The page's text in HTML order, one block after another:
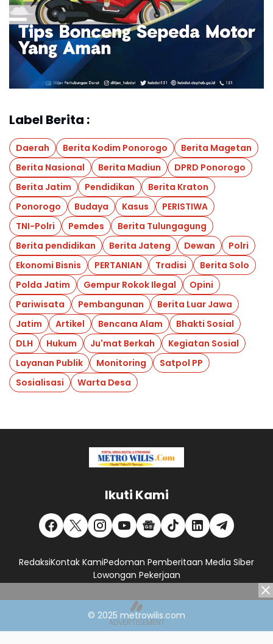
Label Berita :
Daerah Berita Kodim Ponorogo
Berita Magetan
Berita Nasional
Berita Madiun
DPRD Ponorogo
Berita Jatim
Pendidikan
Berita Kraton
Ponorogo
Budaya Kasus
PERISTIWA
TNI-Polri
Pemdes
Berita Tulungagung
Berita pendidikan
Berita Jateng Dewan
Polri
Ekonomi Bisnis
PERTANIAN Tradisi
Berita Solo
Polda Jatim
Gempur Rokok Ilegal
Opini
Pariwisata
Pembangunan
Berita Luar Jawa
Jatim
Artikel Bencana Alam
Bhakti Sosial
DLH
Hukum Ju'mat Berkah
Kegiatan Sosial
Layanan Publik
Monitoring
Satpol PP
Sosialisasi
Warta Desa
Ikuti Kami
RedaksiKontak KamiPedoman Pemberitaan Media Siber
Lowongan Pekerjaan
© 2025 metrowilis.com